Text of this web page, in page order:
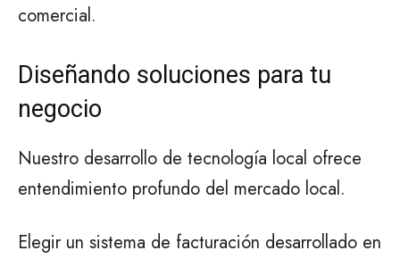
comercial.
Diseñando soluciones para tu
negocio
Nuestro desarrollo de tecnología local ofrece
entendimiento profundo del mercado local.
Elegir un sistema de facturación desarrollado en